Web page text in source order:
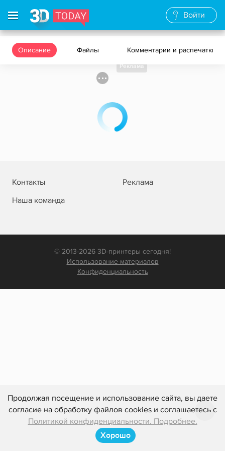
Продолжая посещение и использование сайта, вы даете
согласие на обработку файлов cookies и соглашаетесь с
Политикой конфиденциальности. Подробнее.
Хорошо
Войти
Описание Файлы Комментарии и распечатки
Реклама
Контакты
Реклама
Наша команда
© 2013-2026 3D-принтеры сегодня!
Использование материалов
Конфиденциальность